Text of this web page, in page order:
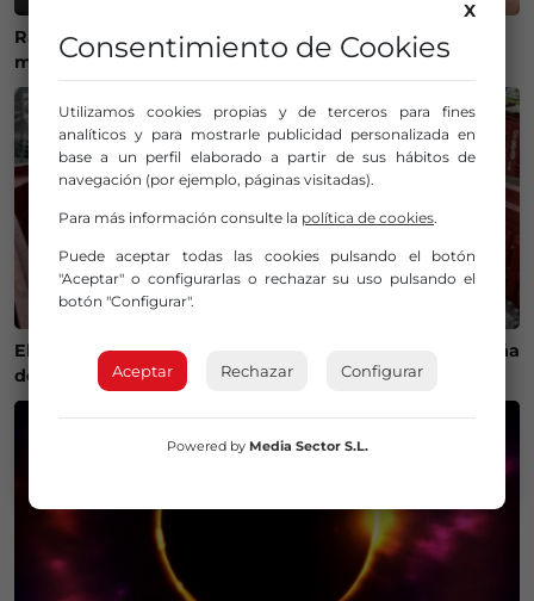
Ráfagas al cielo para Gorane, el último adiós a una
motera que dejó huella en el mundo de las dos ruedas
El calor cambia la ruta del bonito y complica la campaña
de pesca en Euskadi
X
Consentimiento de Cookies
Utilizamos cookies propias y de terceros para fines
analíticos y para mostrarle publicidad personalizada en
base a un perfil elaborado a partir de sus hábitos de
navegación (por ejemplo, páginas visitadas).
Para más información consulte la política de cookies.
Puede aceptar todas las cookies pulsando el botón
"Aceptar" o configurarlas o rechazar su uso pulsando el
botón "Configurar".
Aceptar Rechazar Configurar
Powered by Media Sector S.L.